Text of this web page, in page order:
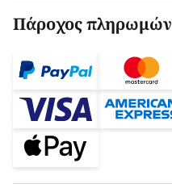
Πάροχος πληρωμών